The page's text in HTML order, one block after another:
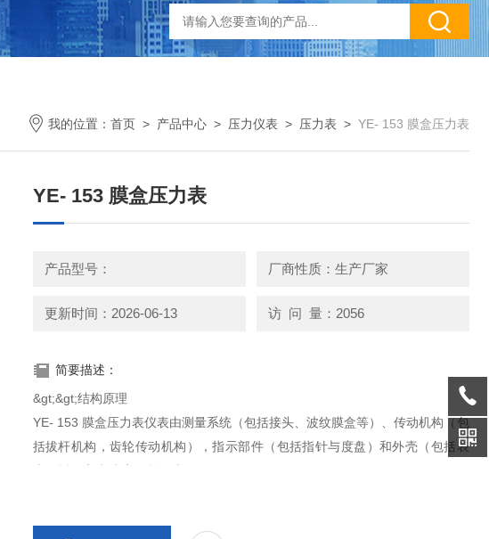
我的位置： 首页 > 产品中心 > 压力仪表 > 压力表 > YE- 153 膜盒压力表
YE- 153 膜盒压力表
产品型号： 厂商性质：生产厂家
更新时间：2026-06-13 访 问 量：2056
简要描述：
&gt;&gt;结构原理
YE- 153 膜盒压力表仪表由测量系统（包括接头、波纹膜盒等）、传动机构（包
括拔杆机构，齿轮传动机构），指示部件（包括指针与度盘）和外壳（包括表
壳、衬圈和表玻璃）所组成。